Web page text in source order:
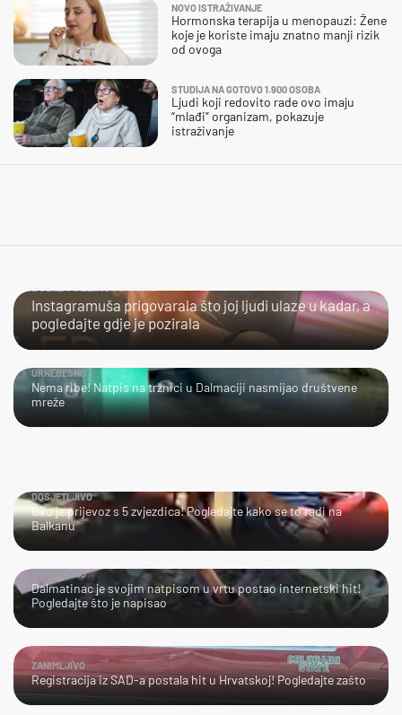
NOVO ISTRAŽIVANJE
Hormonska terapija u menopauzi: Žene
koje je koriste imaju znatno manji rizik
od ovoga
STUDIJA NA GOTOVO 1.900 OSOBA
Ljudi koji redovito rade ovo imaju
“mlađi” organizam, pokazuje
istraživanje
DOBILA JEZIKOVU JUHU
Instagramuša prigovarala što joj ljudi ulaze u kadar, a
pogledajte gdje je pozirala
URNEBESNO
Nema ribe! Natpis na tržnici u Dalmaciji nasmijao društvene
mreže
DOSJETLJIVO
Ovo je prijevoz s 5 zvjezdica! Pogledajte kako se to radi na
Balkanu
URNEBESNO
Dalmatinac je svojim natpisom u vrtu postao internetski hit!
Pogledajte što je napisao
ZANIMLJIVO
Registracija iz SAD-a postala hit u Hrvatskoj! Pogledajte zašto